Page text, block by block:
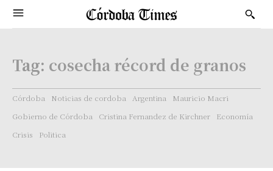
Tag: cosecha récord de granos
Córdoba Noticias de cordoba Argentina
Mauricio Macri
Gobierno de Córdoba
Cristina Fernandez de Kirchner
Economía
Crisis
Politica